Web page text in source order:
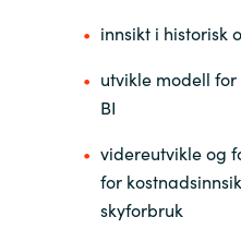
innsikt i historisk
utvikle modell
BI
videreutvikle og
for
skyforbruk